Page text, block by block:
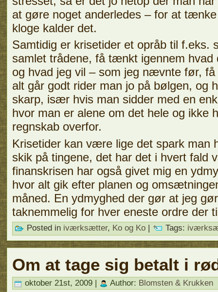
at gøre noget anderledes – for at tænke
kloge kalder det.
Samtidig er krisetider et opråb til f.eks.
samlet trådene, få tænkt igennem hvad
og hvad jeg vil – som jeg nævnte før,
alt går godt rider man jo på bølgen, og
skarp, især hvis man sidder med en
hvor man er alene om det hele og ikke
regnskab overfor.
Krisetider kan være lige det spark man
skik på tingene, det har det i hvert fald
finanskrisen har også givet mig en
hvor alt gik efter planen og
måned. En ydmyghed der gør at jeg
taknemmelig for hver eneste ordre der
Posted in iværksætter, Ko og Ko Tags:
Om at tage sig betalt i
oktober 21st, 2009 | Author: Blomsten & Krukken